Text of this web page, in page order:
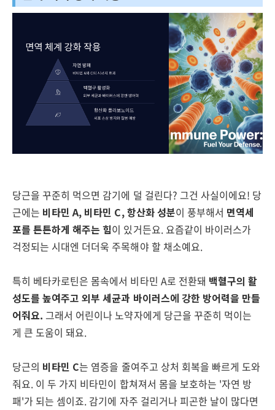
당근을 꾸준히 먹으면 감기에 덜 걸린다? 그건 사실이에요! 당
근에는 비타민 A, 비타민 C, 항산화 성분이 풍부해서 면역세
포를 튼튼하게 해주는 힘이 있거든요. 요즘같이 바이러스가
걱정되는 시대엔 더더욱 주목해야 할 채소예요.
특히 베타카로틴은 몸속에서 비타민 A로 전환돼 백혈구의 활
성도를 높여주고 외부 세균과 바이러스에 강한 방어력을 만들
어줘요. 그래서 어린이나 노약자에게 당근을 꾸준히 먹이는
게 큰 도움이 돼요.
당근의 비타민 C는 염증을 줄여주고 상처 회복을 빠르게 도와
줘요. 이 두 가지 비타민이 합쳐져서 몸을 보호하는 '자연 방
패'가 되는 셈이죠. 감기에 자주 걸리거나 피곤한 날이 많다면